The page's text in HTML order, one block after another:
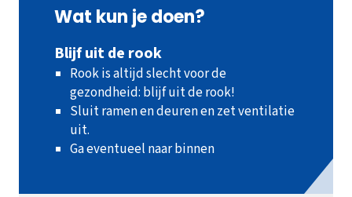
Wat kun je doen?
Blijf uit de rook
Rook is altijd slecht voor de
gezondheid: blijf uit de rook!
Sluit ramen en deuren en zet ventilatie
uit.
Ga eventueel naar binnen